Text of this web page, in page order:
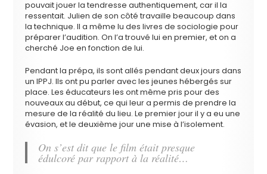
pouvait jouer la tendresse authentiquement, car il la
ressentait. Julien de son côté travaille beaucoup dans
la technique. Il a même lu des livres de sociologie pour
préparer l’audition. On l’a trouvé lui en premier, et on a
cherché Joe en fonction de lui.
Pendant la prépa, ils sont allés pendant deux jours dans
un IPPJ. Ils ont pu parler avec les jeunes hébergés sur
place. Les éducateurs les ont même pris pour des
nouveaux au début, ce qui leur a permis de prendre la
mesure de la réalité du lieu. Le premier jour il y a eu une
évasion, et le deuxième jour une mise à l’isolement.
On s’est dit que le film était presque
édulcoré par rapport à la réalité…